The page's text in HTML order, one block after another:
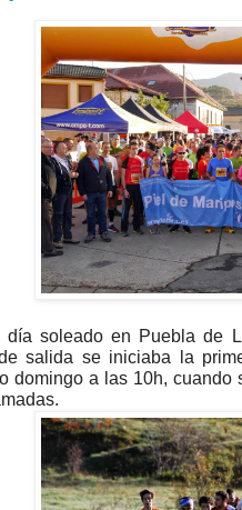
día soleado en Puebla de
salida se iniciaba la
domingo a las 10h,